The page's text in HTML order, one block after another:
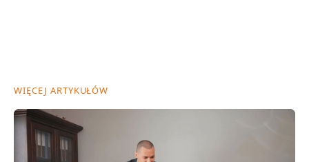
WIĘCEJ ARTYKUŁÓW